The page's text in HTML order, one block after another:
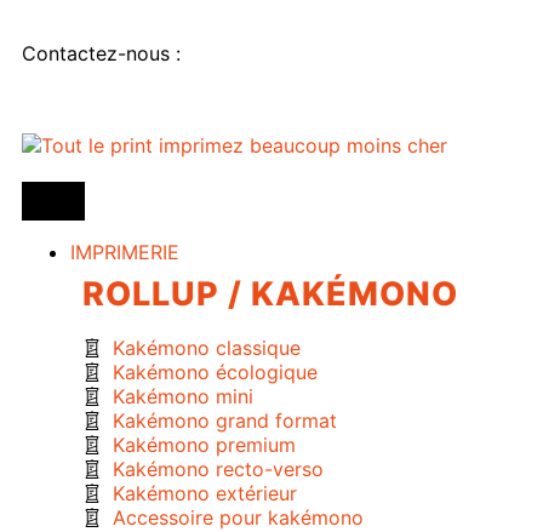
Contactez-nous :
IMPRIMERIE
ROLLUP / KAKÉMONO
Kakémono classique
Kakémono écologique
Kakémono mini
Kakémono grand format
Kakémono premium
Kakémono recto-verso
Kakémono extérieur
Accessoire pour kakémono